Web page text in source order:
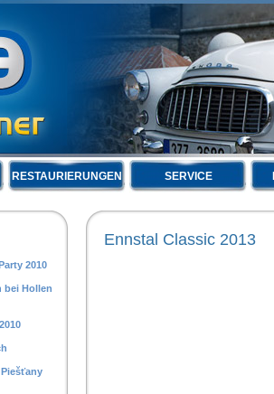
RESTAURIERUNGEN SERVICE
2010
bei Hollen
Ennstal Classic 2013